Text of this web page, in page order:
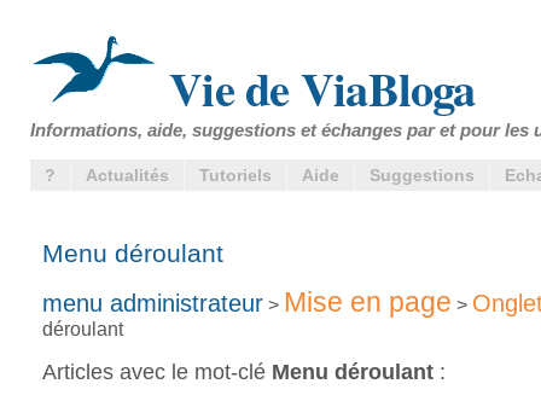
Vie de ViaBloga
Informations, aide, suggestions et échanges par et pour les
? Actualités Tutoriels Aide Suggestions
Menu déroulant
menu administrateur > Mise en page >
déroulant
Articles avec le mot-clé Menu déroulant :